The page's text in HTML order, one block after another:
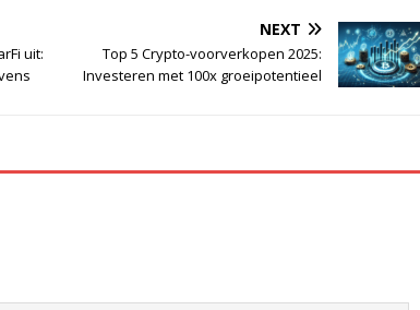
uit:
NEXT
Top 5 Crypto-voorverkopen 2025:
Investeren met 100x groeipotentieel